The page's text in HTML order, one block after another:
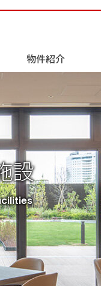
役員紹介
物件紹介
物流施設
設